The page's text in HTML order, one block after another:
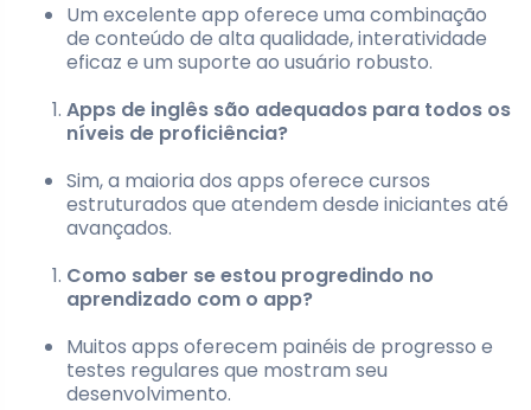
Um excelente app oferece uma combinação
de conteúdo de alta qualidade, interatividade
eficaz e um suporte ao usuário robusto.
Apps de inglês são adequados para todos os
níveis de proficiência?
Sim, a maioria dos apps oferece cursos
estruturados que atendem desde iniciantes até
avançados.
Como saber se estou progredindo no
aprendizado com o app?
Muitos apps oferecem painéis de progresso e
testes regulares que mostram seu
desenvolvimento.